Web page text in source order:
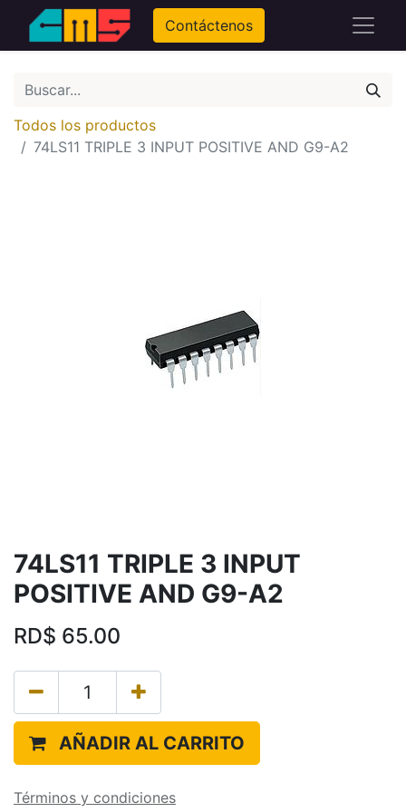
Contáctenos
Todos los productos
74LS11 TRIPLE 3 INPUT POSITIVE AND G9-A2
74LS11 TRIPLE 3 INPUT
POSITIVE AND G9-A2
RD$ 65.00
AÑADIR AL CARRITO
Términos y condiciones